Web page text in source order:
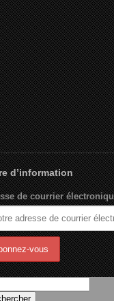
d’information
de courrier